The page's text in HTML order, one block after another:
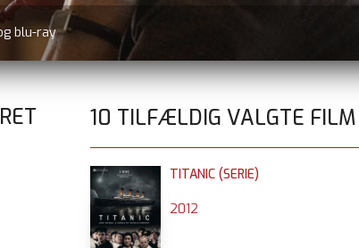
blu-ray
10 TILFÆLDIG VALGTE FILM
TITANIC (SERIE)
2012